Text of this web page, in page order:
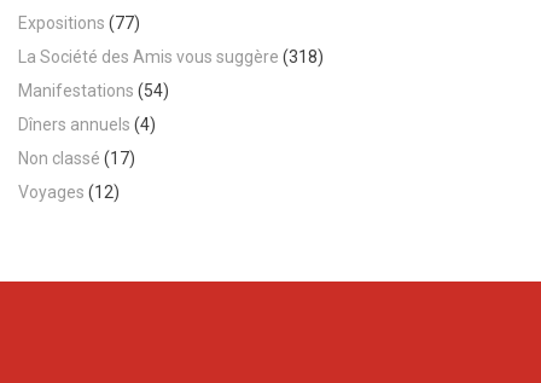
Expositions (77)
La Société des Amis vous suggère (318)
Manifestations (54)
Dîners annuels (4)
Non classé (17)
Voyages (12)